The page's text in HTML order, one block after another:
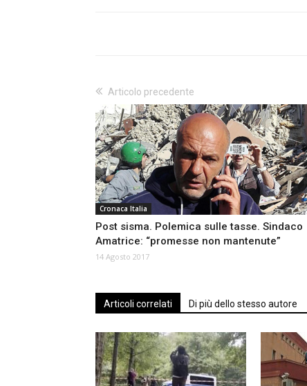
Articolo precedente
Cronaca Italia
Post sisma. Polemica sulle tasse. Sindaco
Amatrice: “promesse non mantenute”
14 Agosto 2017
Articoli correlati Di più dello stesso autore